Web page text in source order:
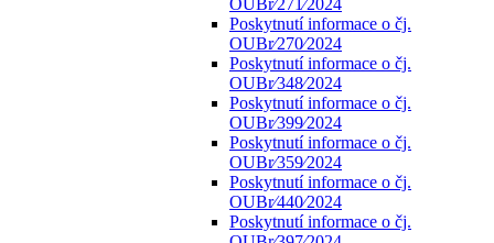
OUBr⁄271⁄2024
Poskytnutí informace o čj.
OUBr⁄270⁄2024
Poskytnutí informace o čj.
OUBr⁄348⁄2024
Poskytnutí informace o čj.
OUBr⁄399⁄2024
Poskytnutí informace o čj.
OUBr⁄359⁄2024
Poskytnutí informace o čj.
OUBr⁄440⁄2024
Poskytnutí informace o čj.